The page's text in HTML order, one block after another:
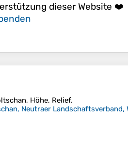
dieser Website ❤️
, Höhe, Relief.
Neutraer Landschaftsverband,